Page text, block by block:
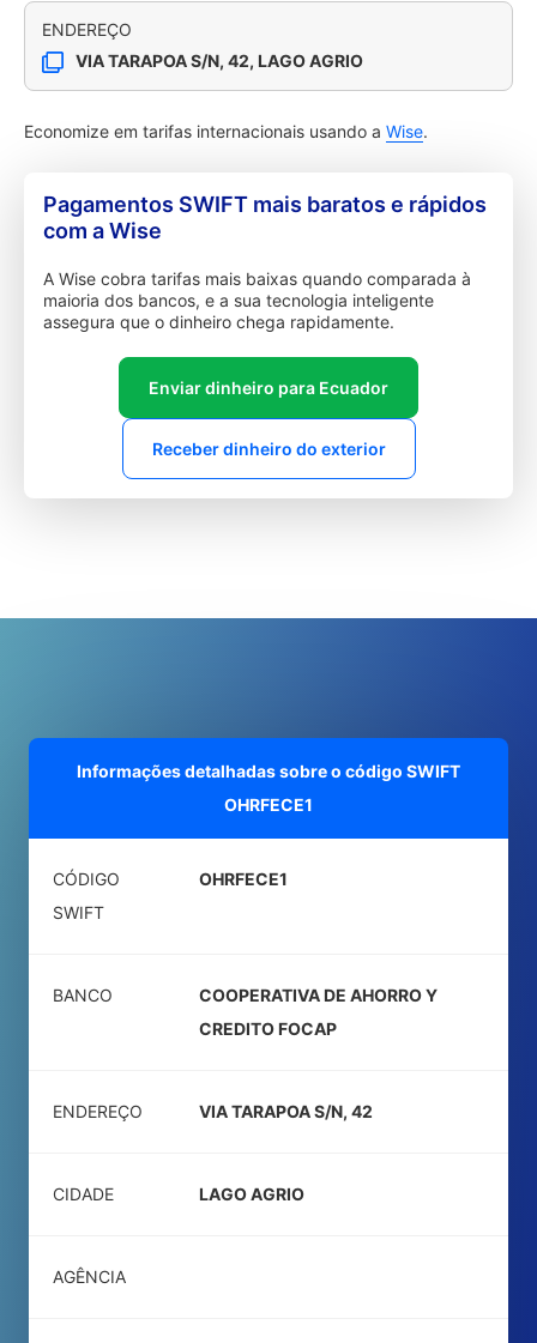
ENDEREÇO
VIA TARAPOA S/N, 42, LAGO AGRIO
Economize em tarifas internacionais usando a Wise.
Pagamentos SWIFT mais baratos e rápidos
com a Wise
A Wise cobra tarifas mais baixas quando comparada à
maioria dos bancos, e a sua tecnologia inteligente
assegura que o dinheiro chega rapidamente.
Enviar dinheiro para Ecuador
Receber dinheiro do exterior
Informações detalhadas sobre o código SWIFT
OHRFECE1
CÓDIGO
SWIFT
OHRFECE1
BANCO
COOPERATIVA DE AHORRO Y
CREDITO FOCAP
ENDEREÇO VIA TARAPOA S/N, 42
CIDADE LAGO AGRIO
AGÊNCIA